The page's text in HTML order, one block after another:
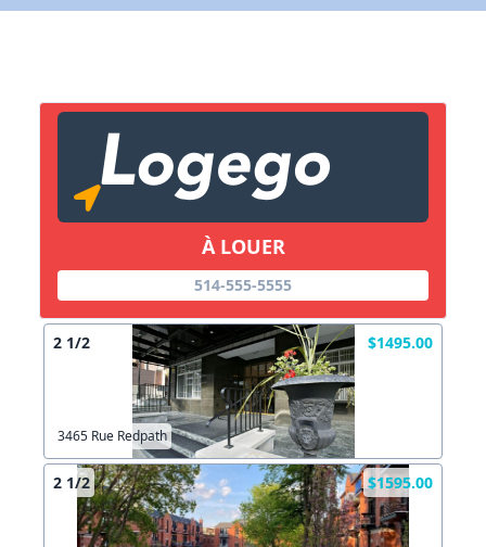
À LOUER
514-555-5555
2 1/2 $1495.00
3465 Rue Redpath
2 1/2 $1595.00
Copier lien
X Fermer Envoyez